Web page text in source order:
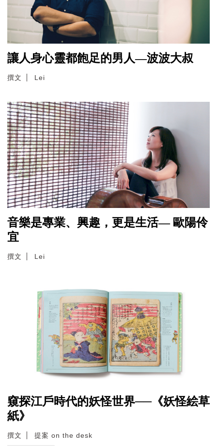
讓人身心靈都飽足的男人—波波大叔
撰文 Lei
音樂是專業、興趣，更是生活— 歐陽伶
宜
撰文 Lei
窺探江戶時代的妖怪世界──《妖怪絵草
紙》
撰文 提案 on the desk